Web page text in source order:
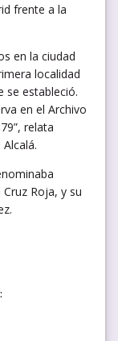
frente a la
en la ciudad
localidad
se estableció.
en el Archivo
relata
Roja, y su